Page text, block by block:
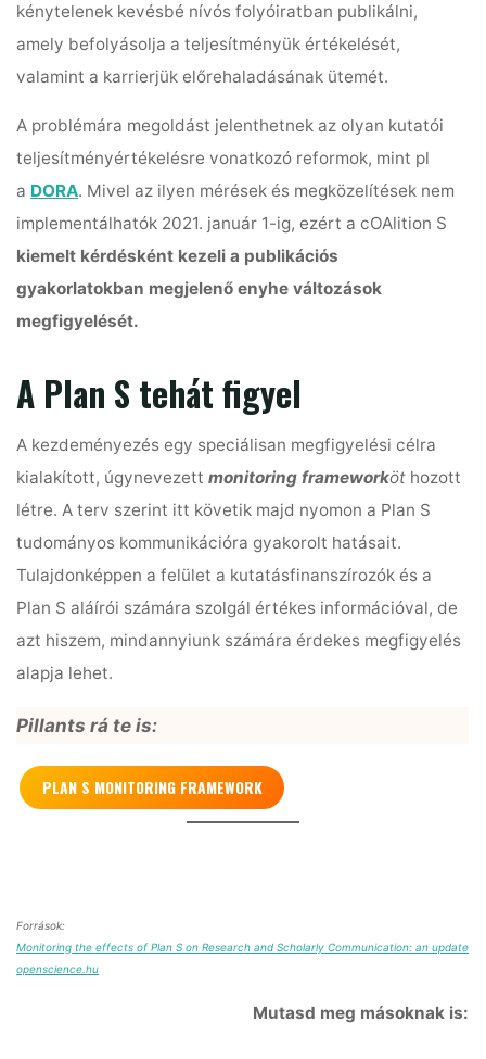
kénytelenek kevésbé nívós folyóiratban publikálni,
amely befolyásolja a teljesítményük értékelését,
valamint a karrierjük előrehaladásának ütemét.
A problémára megoldást jelenthetnek az olyan kutatói
teljesítményértékelésre vonatkozó reformok, mint pl
a DORA. Mivel az ilyen mérések és megközelítések nem
implementálhatók 2021. január 1-ig, ezért a cOAlition S
kiemelt kérdésként kezeli a publikációs
gyakorlatokban megjelenő enyhe változások
megfigyelését.
A Plan S tehát figyel
A kezdeményezés egy speciálisan megfigyelési célra
kialakított, úgynevezettmonitoring frameworköt hozott
létre. A terv szerint itt követik majd nyomon a Plan S
tudományos kommunikációra gyakorolt hatásait.
Tulajdonképpen a felület a kutatásfinanszírozók és a
Plan S aláírói számára szolgál értékes információval, de
azt hiszem, mindannyiunk számára érdekes megfigyelés
alapja lehet.
Pillants rá te is:
PLAN S MONITORING FRAMEWORK
Források:
Monitoring the effects of Plan S on Research and Scholarly Communication: an update
openscience.hu
Mutasd meg másoknak is: